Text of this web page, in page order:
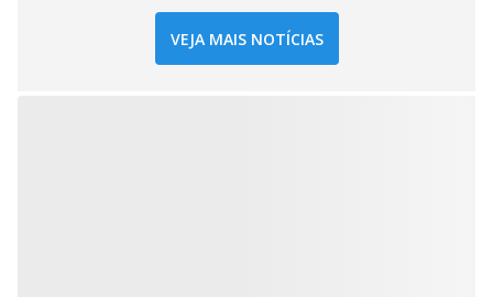
VEJA MAIS NOTÍCIAS